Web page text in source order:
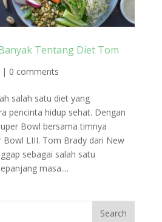
Tentang Diet Tom
0 comments
salah satu diet yang
pencinta hidup sehat. Dengan
Bowl bersama timnya
Bowl LIII. Tom Brady dari New
sebagai salah satu
masa....